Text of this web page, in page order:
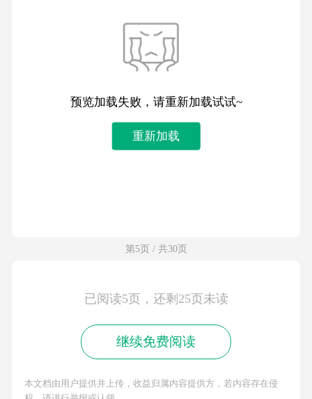
预览加载失败，请重新加载试试~
重新加载
第5页 / 共30页
已阅读5页，还剩25页未读
继续免费阅读
本文档由用户提供并上传，收益归属内容提供方，若内容存在侵